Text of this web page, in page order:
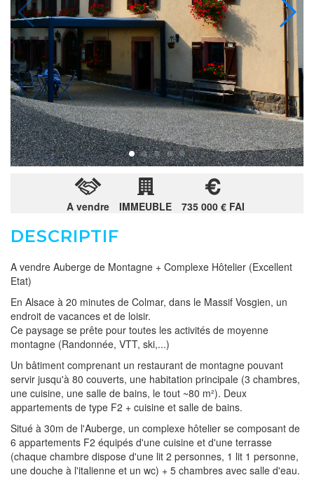
A vendre IMMEUBLE 735 000 € FAI
DESCRIPTIF
A vendre Auberge de Montagne + Complexe Hôtelier (Excellent
Etat)
En Alsace à 20 minutes de Colmar, dans le Massif Vosgien, un
endroit de vacances et de loisir.
Ce paysage se prête pour toutes les activités de moyenne
montagne (Randonnée, VTT, ski,...)
Un bâtiment comprenant un restaurant de montagne pouvant
servir jusqu'à 80 couverts, une habitation principale (3 chambres,
une cuisine, une salle de bains, le tout ~80 m²). Deux
appartements de type F2 + cuisine et salle de bains.
Situé à 30m de l'Auberge, un complexe hôtelier se composant de
6 appartements F2 équipés d'une cuisine et d'une terrasse
(chaque chambre dispose d'une lit 2 personnes, 1 lit 1 personne,
une douche à l'italienne et un wc) + 5 chambres avec salle d'eau.